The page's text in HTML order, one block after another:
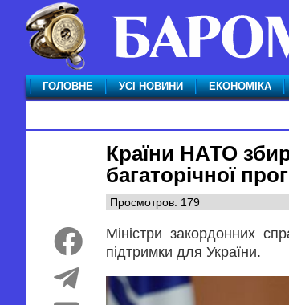
ГОЛОВНЕ УСІ НОВИНИ ЕКОНОМІКА
Країни НАТО
багаторічної
Просмотров: 179
Міністри закордонних
підтримки для України.